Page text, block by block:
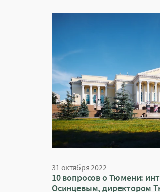
31 октября 2022
10 вопросов о Тюмени:
Осинцевым, директором